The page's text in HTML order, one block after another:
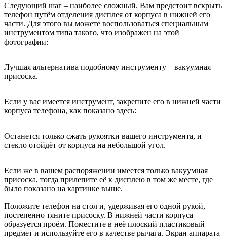
Следующий шаг – наиболее сложный. Вам предстоит вскрыть
телефон путём отделения дисплея от корпуса в нижней его
части. Для этого вы можете воспользоваться специальным
инструментом типа такого, что изображен на этой
фотографии:
Лучшая альтернатива подобному инструменту – вакуумная
присоска.
Если у вас имеется инструмент, закрепите его в нижней части
корпуса телефона, как показано здесь:
Останется только сжать рукоятки вашего инструмента, и
стекло отойдёт от корпуса на небольшой угол.
Если же в вашем распоряжении имеется только вакуумная
присоска, тогда прилепите её к дисплею в том же месте, где
было показано на картинке выше.
Положите телефон на стол и, удерживая его одной рукой,
постепенно тяните присоску. В нижней части корпуса
образуется проём. Поместите в неё плоский пластиковый
предмет и используйте его в качестве рычага. Экран аппарата